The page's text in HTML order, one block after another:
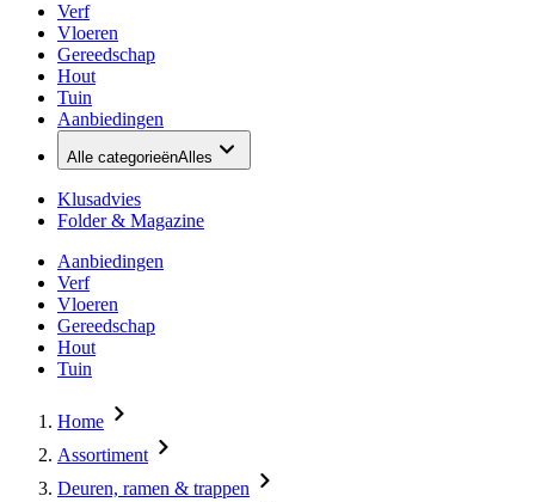
Verf
Vloeren
Gereedschap
Hout
Tuin
Aanbiedingen
Alle categorieënAlles
Klusadvies
Folder & Magazine
Aanbiedingen
Verf
Vloeren
Gereedschap
Hout
Tuin
Home
Assortiment
Deuren, ramen & trappen